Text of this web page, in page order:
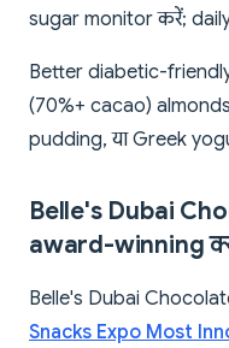
sugar monitor करें;
Better diabetic-
(70%+ cacao)
pudding, या Greek
Belle's Dubai
award-winning
Belle's Dubai
Snacks Expo Most